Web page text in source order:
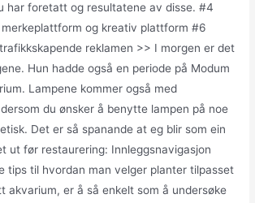
har foretatt og resultatene av disse. #4
og kreativ plattform #6
reklamen >> I morgen er det
Hun hadde også en periode på Modum
Lampene kommer også med
du ønsker å benytte lampen på noe
Det er så spanande at eg blir som ein
ut før restaurering: Innleggsnavigasjon
tips til hvordan man velger planter tilpasset
akvarium, er å så enkelt som å undersøke